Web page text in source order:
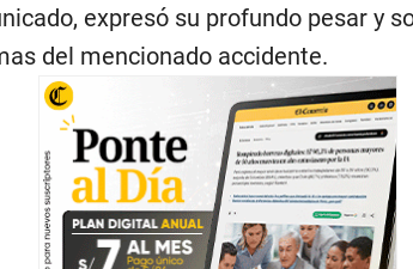
expresó su profundo pesar y
del mencionado accidente.